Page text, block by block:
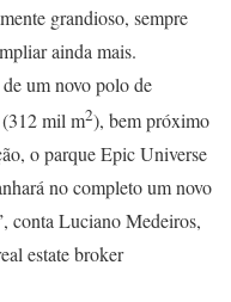
grandioso, sempre
ainda mais.
um novo polo de
(312 mil m2), bem próximo
o parque Epic Universe
no completo um novo
conta Luciano Medeiros,
estate broker